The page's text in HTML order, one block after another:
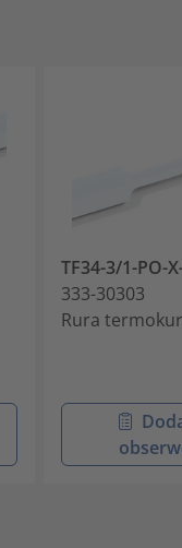
TF34-3/1-PO-
333-30303
Rura